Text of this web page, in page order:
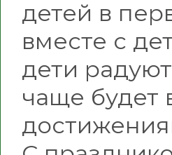
детей в
вместе с
дети
чаще будет